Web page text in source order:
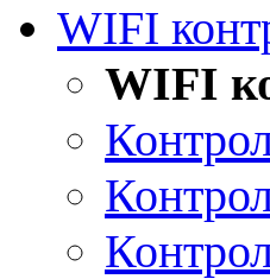
WIFI
WIFI